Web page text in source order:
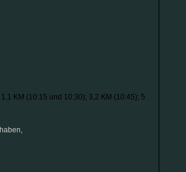
KM (10:15 und 10:30); 3,2 KM (10:45); 5